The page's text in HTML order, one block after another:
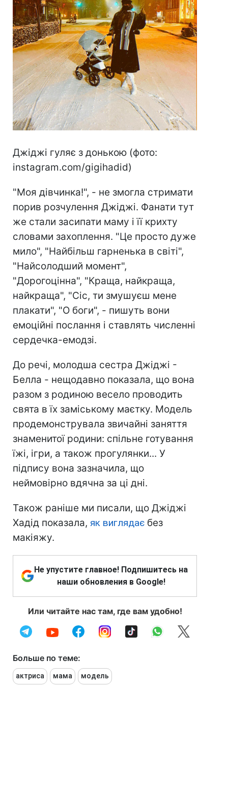
Джіджі гуляє з донькою (фото:
instagram.com/gigihadid)
"Моя дівчинка!", - не змогла стримати
порив розчулення Джіджі. Фанати тут
же стали засипати маму і її крихту
словами захоплення. "Це просто дуже
мило", "Найбільш гарненька в світі",
"Найсолодший момент",
"Дорогоцінна", "Краща, найкраща,
найкраща", "Сіс, ти змушуєш мене
плакати", "О боги", - пишуть вони
емоційні послання і ставлять численні
сердечка-емодзі.
До речі, молодша сестра Джіджі -
Белла - нещодавно показала, що вона
разом з родиною весело проводить
свята в їх заміському маєтку. Модель
продемонструвала звичайні заняття
знаменитої родини: спільне готування
їжі, ігри, а також прогулянки... У
підпису вона зазначила, що
неймовірно вдячна за ці дні.
Також раніше ми писали, що Джіджі
Хадід показала, як виглядає без
макіяжу.
Не упустите главное! Подпишитесь на
наши обновления в Google!
Или читайте нас там, где вам удобно!
Больше по теме:
актриса мама модель